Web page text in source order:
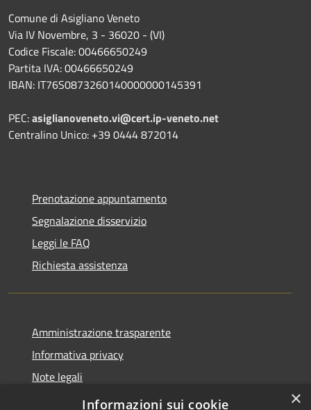
Comune di Asigliano Veneto
Via IV Novembre, 3 - 36020 - (VI)
Codice Fiscale: 00466650249
Partita IVA: 00466650249
IBAN: IT76S0873260140000000145391
PEC:asiglianoveneto.vi@cert.ip-veneto.net
Centralino Unico: +39 0444 872014
Prenotazione appuntamento
Segnalazione disservizio
Leggi le FAQ
Richiesta assistenza
Amministrazione trasparente
Informativa privacy
Note legali
Dichiarazione di accessibilità
×
Informazioni sui cookie